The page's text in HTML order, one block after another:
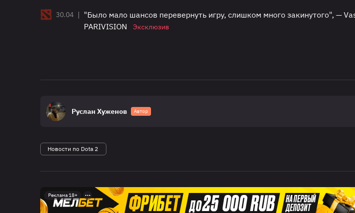
30.04 | "Было мало шансов перевернуть игру, слишком много закинутого", —
PARIVISION
Эксклюзив
Руслан Хуженов Автор
Новости по Dota 2
Реклама 18+